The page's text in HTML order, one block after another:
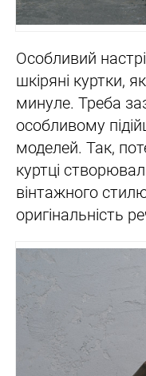
Особливий
шкіряні куртки,
минуле. Треба
особливому
моделей. Так,
куртці
вінтажного
оригінальність